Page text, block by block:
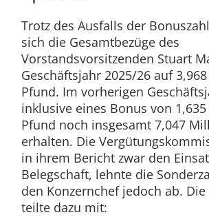
Trotz des Ausfalls der
sich die Gesamtbezüge des
Vorstandsvorsitzenden Stuart
Geschäftsjahr 2025/26 auf
Pfund. Im vorherigen
inklusive eines Bonus von
Pfund noch insgesamt 7,047
erhalten. Die
in ihrem Bericht zwar den
Belegschaft, lehnte die
den Konzernchef jedoch ab.
teilte dazu mit: